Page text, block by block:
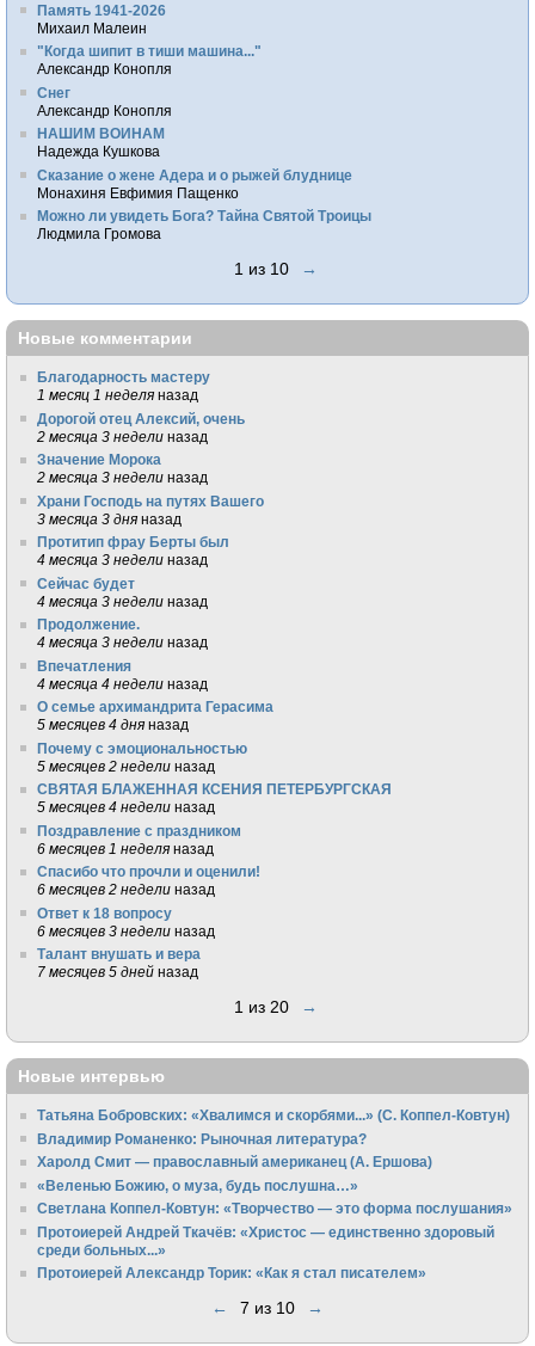
Память 1941-2026
Михаил Малеин
"Когда шипит в тиши машина..."
Александр Конопля
Снег
Александр Конопля
НАШИМ ВОИНАМ
Надежда Кушкова
Сказание о жене Адера и о рыжей блуднице
Монахиня Евфимия Пащенко
Можно ли увидеть Бога? Тайна Святой Троицы
Людмила Громова
1 из 10 →
Новые комментарии
Благодарность мастеру
1 месяц 1 неделя назад
Дорогой отец Алексий, очень
2 месяца 3 недели назад
Значение Морока
2 месяца 3 недели назад
Храни Господь на путях Вашего
3 месяца 3 дня назад
Протитип фрау Берты был
4 месяца 3 недели назад
Сейчас будет
4 месяца 3 недели назад
Продолжение.
4 месяца 3 недели назад
Впечатления
4 месяца 4 недели назад
О семье архимандрита Герасима
5 месяцев 4 дня назад
Почему с эмоциональностью
5 месяцев 2 недели назад
СВЯТАЯ БЛАЖЕННАЯ КСЕНИЯ ПЕТЕРБУРГСКАЯ
5 месяцев 4 недели назад
Поздравление с праздником
6 месяцев 1 неделя назад
Спасибо что прочли и оценили!
6 месяцев 2 недели назад
Ответ к 18 вопросу
6 месяцев 3 недели назад
Талант внушать и вера
7 месяцев 5 дней назад
1 из 20 →
Новые интервью
Татьяна Бобровских: «Хвалимся и скорбями...» (С. Коппел-Ковтун)
Владимир Романенко: Рыночная литература?
Харолд Смит — православный американец (А. Ершова)
«Веленью Божию, о муза, будь послушна…»
Светлана Коппел-Ковтун: «Творчество — это форма послушания»
Протоиерей Андрей Ткачёв: «Христос — единственно здоровый
среди больных...»
Протоиерей Александр Торик: «Как я стал писателем»
← 7 из 10 →